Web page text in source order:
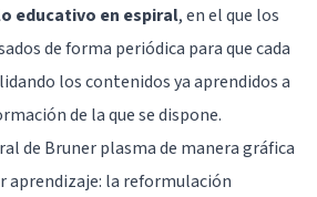
educativo en espiral, en el que los
de forma periódica para que cada
los contenidos ya aprendidos a
de la que se dispone.
de Bruner plasma de manera gráfica
aprendizaje: la reformulación